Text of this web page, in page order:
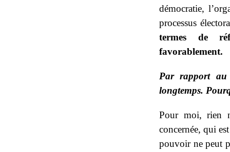
démocratie,
processus
termes de
favorablement.
Par rapport au
longtemps.
Pour moi, rien
concernée, qui
pouvoir ne peut